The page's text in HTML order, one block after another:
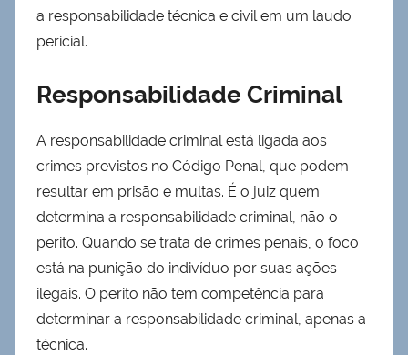
a responsabilidade técnica e civil em um laudo
pericial.
Responsabilidade Criminal
A responsabilidade criminal está ligada aos
crimes previstos no Código Penal, que podem
resultar em prisão e multas. É o juiz quem
determina a responsabilidade criminal, não o
perito. Quando se trata de crimes penais, o foco
está na punição do indivíduo por suas ações
ilegais. O perito não tem competência para
determinar a responsabilidade criminal, apenas a
técnica.